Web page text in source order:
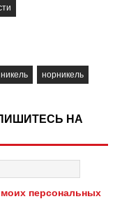
норникель
НА
персональных